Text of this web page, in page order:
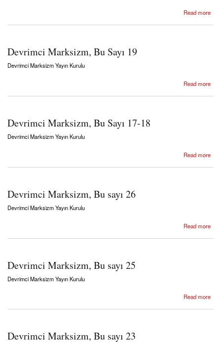
Read more
Devrimci Marksizm, Bu Sayı 19
Devrimci Marksizm Yayın Kurulu
Read more
Devrimci Marksizm, Bu Sayı 17-18
Devrimci Marksizm Yayın Kurulu
Read more
Devrimci Marksizm, Bu sayı 26
Devrimci Marksizm Yayın Kurulu
Read more
Devrimci Marksizm, Bu sayı 25
Devrimci Marksizm Yayın Kurulu
Read more
Devrimci Marksizm, Bu sayı 23